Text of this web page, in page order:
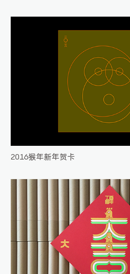
2016猴年新年贺卡